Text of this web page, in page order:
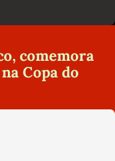
comemora
Copa do